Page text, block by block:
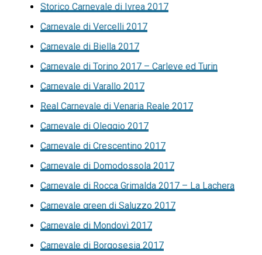
Storico Carnevale di Ivrea 2017
Carnevale di Vercelli 2017
Carnevale di Biella 2017
Carnevale di Torino 2017 – Carleve ed Turin
Carnevale di Varallo 2017
Real Carnevale di Venaria Reale 2017
Carnevale di Oleggio 2017
Carnevale di Crescentino 2017
Carnevale di Domodossola 2017
Carnevale di Rocca Grimalda 2017 – La Lachera
Carnevale green di Saluzzo 2017
Carnevale di Mondovì 2017
Carnevale di Borgosesia 2017